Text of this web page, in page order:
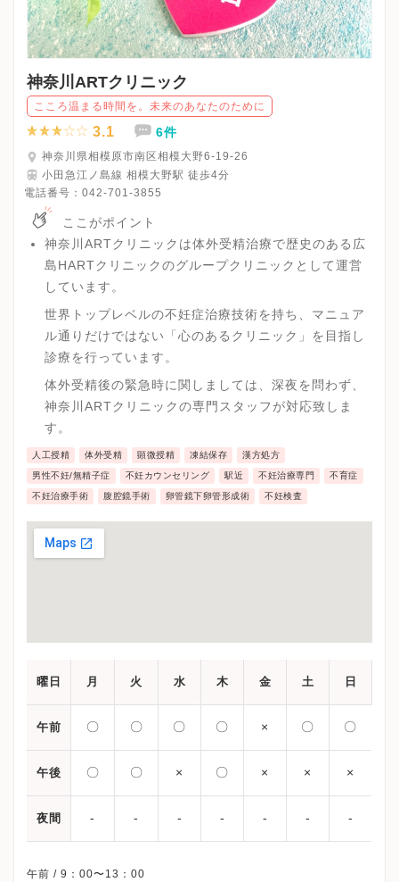
神奈川ARTクリニック
こころ温まる時間を。未来のあなたのために
3.1 6件
神奈川県相模原市南区相模大野6-19-26
小田急江ノ島線 相模大野駅 徒歩4分
電話番号： 042-701-3855
ここがポイント
神奈川ARTクリニックは体外受精治療で歴史のある広
島HARTクリニックのグループクリニックとして運営
しています。
世界トップレベルの不妊症治療技術を持ち、マニュア
ル通りだけではない「心のあるクリニック」を目指し
診療を行っています。
体外受精後の緊急時に関しましては、深夜を問わず、
神奈川ARTクリニックの専門スタッフが対応致しま
す。
人工授精 体外受精 顕微授精 凍結保存 漢方処方
男性不妊/無精子症 不妊カウンセリング 駅近 不妊治療専門 不育症
不妊治療手術 腹腔鏡手術 卵管鏡下卵管形成術 不妊検査
曜日 月 火 水 木 金 土 日
午前 〇 〇 〇 〇 × 〇 〇
午後 〇 〇 × 〇 × × ×
夜間 - - - - - - -
午前 / 9：00〜13：00